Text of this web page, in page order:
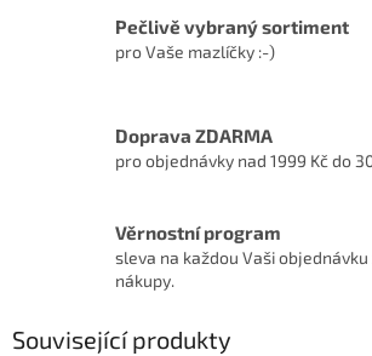
Pečlivě vybraný sortiment
pro Vaše mazlíčky :-)
Doprava ZDARMA
pro objednávky nad 1999 Kč do
Věrnostní program
sleva na každou Vaši
nákupy.
Související produkty